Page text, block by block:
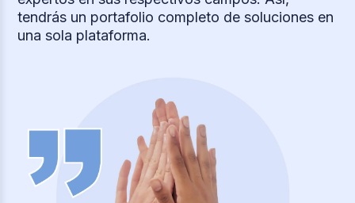
tendrás un portafolio completo de soluciones en
una sola plataforma.